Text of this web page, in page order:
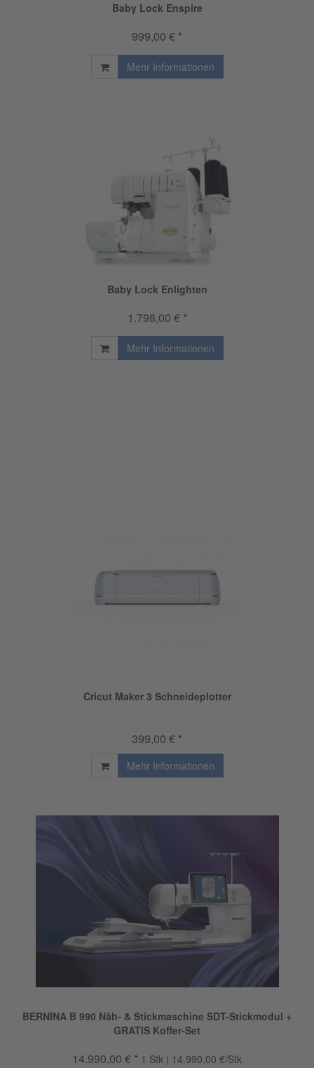
Baby Lock Enspire
999,00 € *
Mehr Informationen
Baby Lock Enlighten
1.798,00 € *
Mehr Informationen
Cricut Maker 3 Schneideplotter
399,00 € *
Mehr Informationen
BERNINA B 990 Näh- & Stickmaschine SDT-Stickmodul +
GRATIS Koffer-Set
14.990,00 € * 1 Stk | 14.990,00 €/Stk